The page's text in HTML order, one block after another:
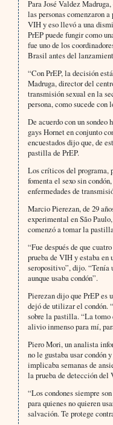
Para José Valdez
las personas comenzaron
VIH y eso llevó a una
PrEP puede fungir como
fue uno de los
Brasil antes del
“Con PrEP, la decisión
Madruga, director del
transmisión sexual en la
persona, como sucede con
De acuerdo con un
gays Hornet en conjunto
encuestados dijo que, de
pastilla de PrEP.
Los críticos del programa,
fomenta el sexo sin
enfermedades de
Marcio Pierezan, de 29
experimental en São
comenzó a tomar la
“Fue después de que
prueba de VIH y estaba
seropositivo”, dijo. “Tenía
aunque usaba condón”.
Pierezan dijo que PrEP es
dejó de utilizar el condón.
sobre la pastilla. “La tomo
alivio inmenso para mí,
Piero Mori, un analista
no le gustaba usar condón
implicaba semanas de
la prueba de detección del
“Los condones siempre
para quienes no quieren
salvación. Te protege